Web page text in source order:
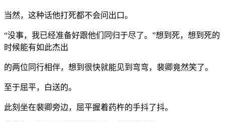
当然，这种话他打死都不会问出口。
“没事，我已经准备好跟他们同归于尽了。”想到死，想到死的
时候能有如此杰出
的两位同行相伴，想到很快就能见到弯弯，裴卿竟然笑了。
至于屈平，白送的。
此刻坐在裴卿旁边，屈平握着药杵的手抖了抖。